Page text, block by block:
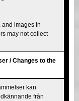
and images in
may not collect
/ Changes to the
kan
från